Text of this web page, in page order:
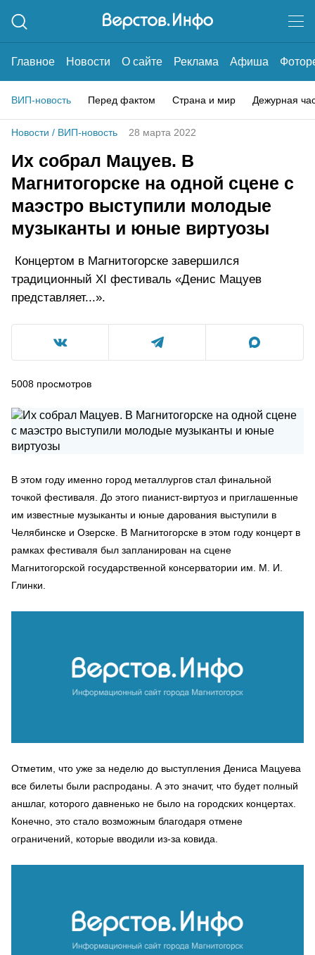
Главное Новости О сайте Реклама Афиша
ВИП-новость Перед фактом Страна и мир Дежурная
Новости / ВИП-новость 28 марта 2022
Их собрал Мацуев. В
Магнитогорске на одной сцене с
маэстро выступили молодые
музыканты и юные виртуозы
Концертом в Магнитогорске завершился
традиционный XI фестиваль «Денис Мацуев
представляет...».
5008 просмотров
В этом году именно город металлургов стал финальной
точкой фестиваля. До этого пианист-виртуоз и приглашенные
им известные музыканты и юные дарования выступили в
Челябинске и Озерске. В Магнитогорске в этом году концерт в
рамках фестиваля был запланирован на сцене
Магнитогорской государственной консерватории им. М. И.
Глинки.
Отметим, что уже за неделю до выступления Дениса Мацуева
все билеты были распроданы. А это значит, что будет полный
аншлаг, которого давненько не было на городских концертах.
Конечно, это стало возможным благодаря отмене
ограничений, которые вводили из-за ковида.